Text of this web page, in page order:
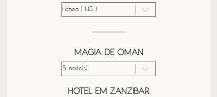
MAGIA DE OMAN
HOTEL EM ZANZIBAR